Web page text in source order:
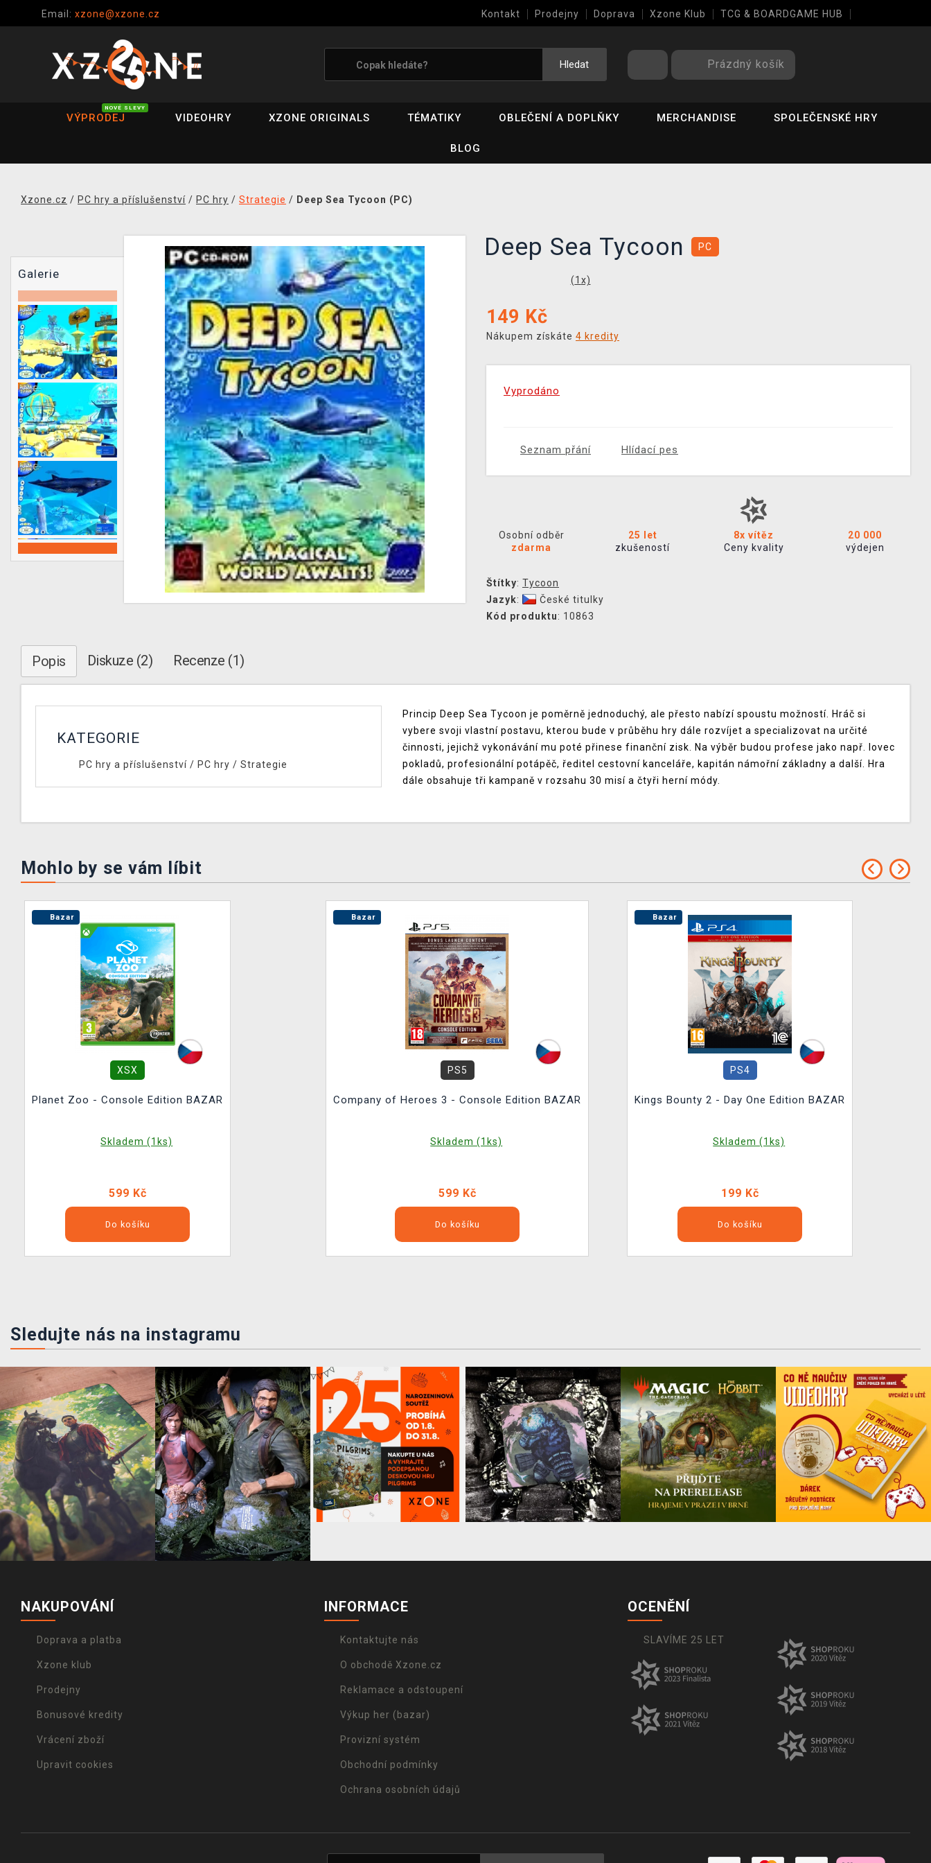
Email: xzone@xzone.cz Kontakt Prodejny Doprava Xzone Klub TCG & BOARDGAME HUB
Hledat Prázdný košík
VÝPRODEJ
NOVÉ SLEVY
VIDEOHRY XZONE ORIGINALS TÉMATIKY OBLEČENÍ A DOPLŇKY MERCHANDISE SPOLEČENSKÉ HRY
BLOG
Xzone.cz / PC hry a příslušenství / PC hry / Strategie / Deep Sea Tycoon (PC)
Galerie
Deep Sea Tycoon PC
(1 x)
149 Kč
Nákupem získáte 4 kredity
Vyprodáno
Seznam přání Hlídací pes
Osobní odběr
zdarma
25 let
zkušeností
8x vítěz
Ceny kvality
20 000
výdejen
Štítky: Tycoon
Jazyk:
České titulky
Kód produktu: 10863
Popis Diskuze (2) Recenze (1)
KATEGORIE
PC hry a příslušenství/ PC hry / Strategie
Princip Deep Sea Tycoon je poměrně jednoduchý, ale přesto nabízí spoustu možností. Hráč si
vybere svoji vlastní postavu, kterou bude v průběhu hry dále rozvíjet a specializovat na určité
činnosti, jejichž vykonávání mu poté přinese finanční zisk. Na výběr budou profese jako např. lovec
pokladů, profesionální potápěč, ředitel cestovní kanceláře, kapitán námořní základny a další. Hra
dále obsahuje tři kampaně v rozsahu 30 misí a čtyři herní módy.
Mohlo by se vám líbit
Bazar
XSX
Planet Zoo - Console Edition BAZAR
Skladem (1ks)
599 Kč
Do košíku
Bazar
PS5
Company of Heroes 3 - Console Edition BAZAR
Skladem (1ks)
599 Kč
Do košíku
Bazar
PS4
Kings Bounty 2 - Day One Edition BAZAR
Skladem (1ks)
199 Kč
Do košíku
Sledujte nás na instagramu
NAKUPOVÁNÍ
Doprava a platba
Xzone klub
Prodejny
Bonusové kredity
Vrácení zboží
Upravit cookies
INFORMACE
Kontaktujte nás
O obchodě Xzone.cz
Reklamace a odstoupení
Výkup her (bazar)
Provizní systém
Obchodní podmínky
Ochrana osobních údajů
OCENĚNÍ
SLAVÍME 25 LET